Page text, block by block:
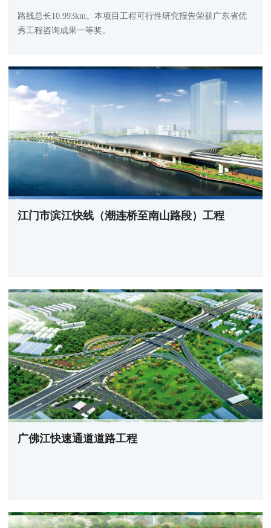
路线总长10.993km。本项目工程可行性研究报告荣获广东省优
秀工程咨询成果一等奖。
江门市滨江快线（潮连桥至南山路段）工程
广佛江快速通道道路工程